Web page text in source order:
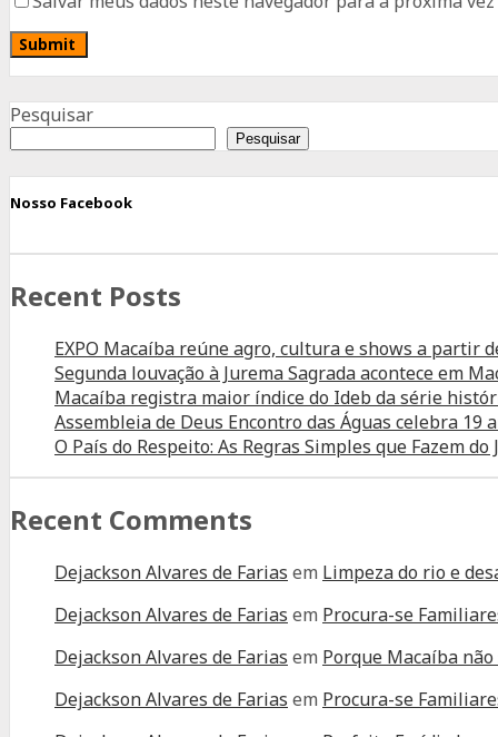
Pesquisar
Pesquisar
Nosso Facebook
Recent Posts
EXPO Macaíba reúne agro, cultura e shows a partir
Segunda louvação à Jurema Sagrada acontece em
Macaíba registra maior índice do Ideb da série
Assembleia de Deus Encontro das Águas celebra 19
O País do Respeito: As Regras Simples que Fazem
Recent Comments
Dejackson Alvares de Farias em Limpeza do rio e
Dejackson Alvares de Farias em Procura-se
Dejackson Alvares de Farias em Porque Macaíba
Dejackson Alvares de Farias em Procura-se